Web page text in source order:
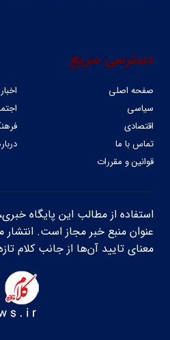
دسترسی سریع
صفحه اصلی
اخبار
سیاسی
اقتصادی
تماس با ما
قوانین و مقررات
استفاده از مطالب این پایگاه خبری،
عنوان منبع خبر مجاز است. انتشار
معنای تایید آن‌ها از جانب کلام